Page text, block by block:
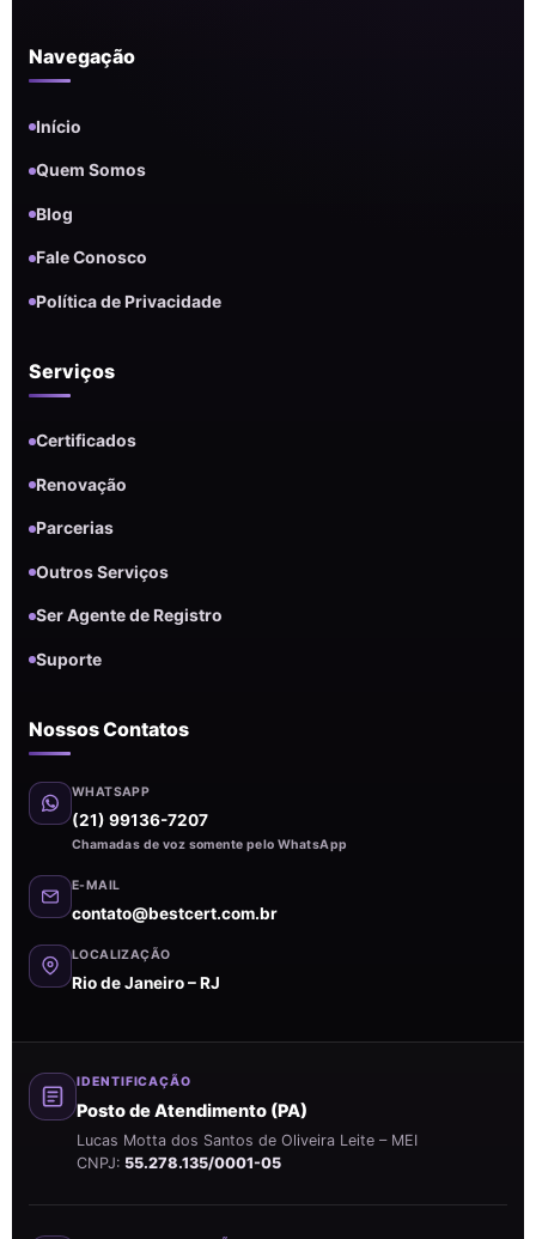
Navegação
Início
Quem Somos
Blog
Fale Conosco
Política de Privacidade
Serviços
Certificados
Renovação
Parcerias
Outros Serviços
Ser Agente de Registro
Suporte
Nossos Contatos
WHATSAPP
(21) 99136-7207
Chamadas de voz somente pelo WhatsApp
E-MAIL
contato@bestcert.com.br
LOCALIZAÇÃO
Rio de Janeiro – RJ
IDENTIFICAÇÃO
Posto de Atendimento (PA)
Lucas Motta dos Santos de Oliveira Leite – MEI
CNPJ: 55.278.135/0001-05